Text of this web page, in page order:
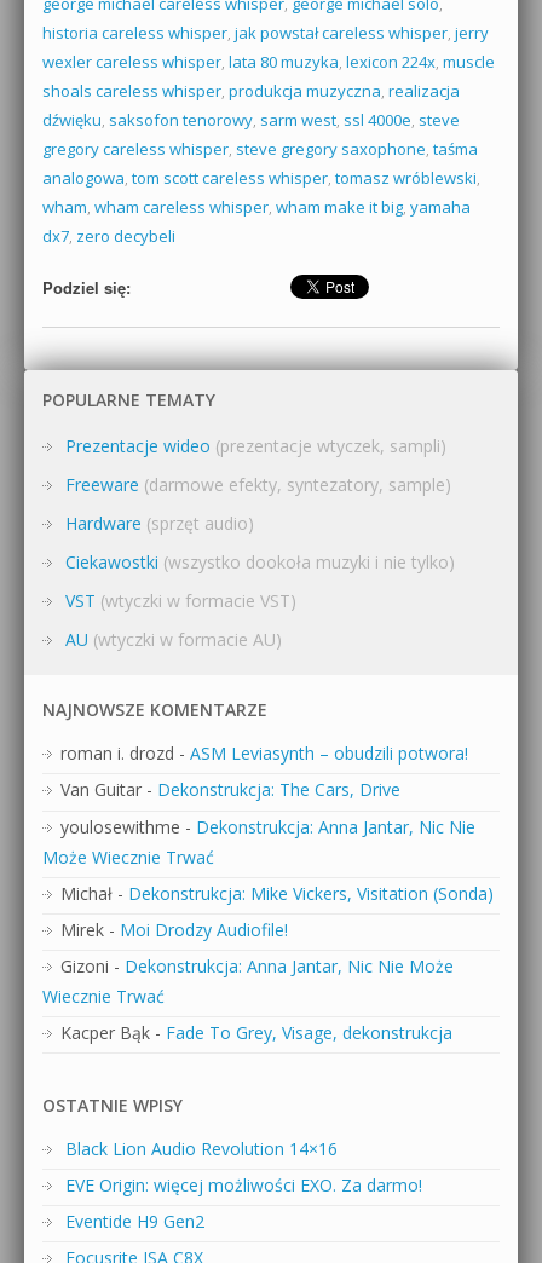
historia careless whisper, jak powstał careless whisper, jerry
wexler careless whisper, lata 80 muzyka, lexicon 224x, muscle
shoals careless whisper, produkcja muzyczna, realizacja
dźwięku, saksofon tenorowy, sarm west, ssl 4000e, steve
gregory careless whisper, steve gregory saxophone, taśma
analogowa, tom scott careless whisper, tomasz wróblewski,
wham, wham careless whisper, wham make it big, yamaha
dx7, zero decybeli
Podziel się:
POPULARNE TEMATY
Prezentacje wideo (prezentacje wtyczek, sampli)
Freeware (darmowe efekty, syntezatory, sample)
Hardware (sprzęt audio)
Ciekawostki (wszystko dookoła muzyki i nie tylko)
VST (wtyczki w formacie VST)
AU (wtyczki w formacie AU)
NAJNOWSZE KOMENTARZE
roman i. drozd - ASM Leviasynth – obudzili potwora!
Van Guitar - Dekonstrukcja: The Cars, Drive
youlosewithme - Dekonstrukcja: Anna Jantar, Nic Nie
Może Wiecznie Trwać
Michał - Dekonstrukcja: Mike Vickers, Visitation (Sonda)
Mirek - Moi Drodzy Audiofile!
Gizoni - Dekonstrukcja: Anna Jantar, Nic Nie Może
Wiecznie Trwać
Kacper Bąk - Fade To Grey, Visage, dekonstrukcja
OSTATNIE WPISY
Black Lion Audio Revolution 14×16
EVE Origin: więcej możliwości EXO. Za darmo!
Eventide H9 Gen2
Focusrite ISA C8X